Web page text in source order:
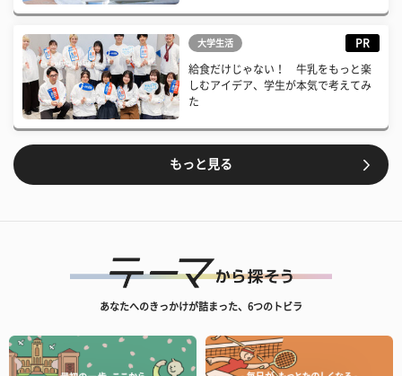
大学生活 PR
給食だけじゃない！ 牛乳をもっと楽
しむアイデア、学生が本気で考えてみ
た
もっと見る
あなたへのきっかけが詰まった、6つのトビラ